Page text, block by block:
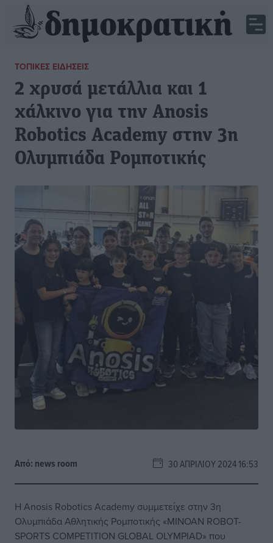
ΤΟΠΙΚΈΣ ΕΙΔΉΣΕΙΣ
2 χρυσά μετάλλια και 1
χάλκινο για την Anosis
Robotics Academy στην 3η
Ολυμπιάδα Ρομποτικής
Από: news room 30 ΑΠΡΙΛΊΟΥ 2024 16:53
Η Anosis Robotics Academy συμμετείχε στην 3η
Ολυμπιάδα Αθλητικής Ρομποτικής «MINOAN ROBOT-
SPORTS COMPETITION GLOBAL OLYMPIAD» που